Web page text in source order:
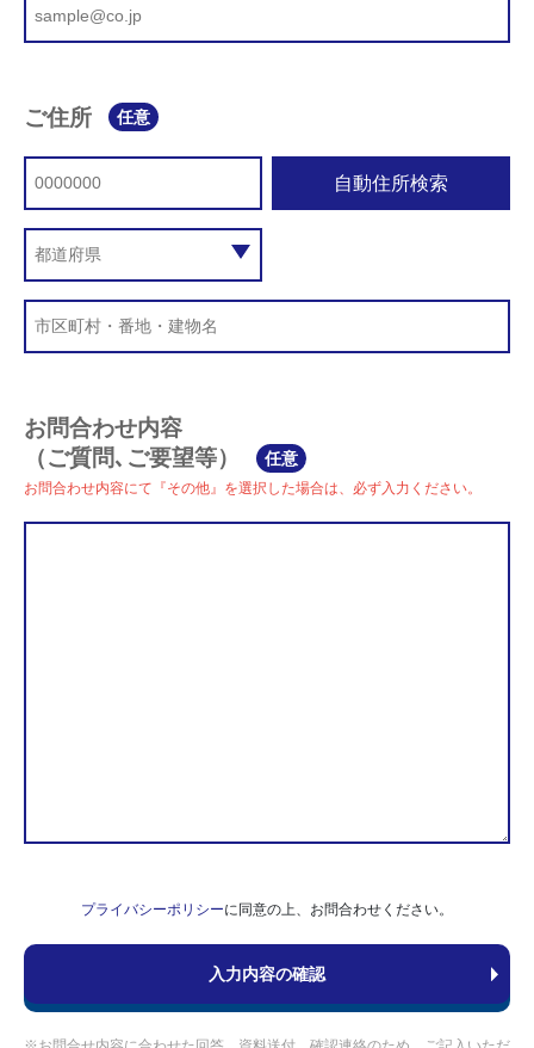
ご住所 任意
自動住所検索
お問合わせ内容
（ご質問､ご要望等）
任意
お問合わせ内容にて『その他』を選択した場合は、必ず入力ください。
プライバシーポリシーに同意の上、お問合わせください。